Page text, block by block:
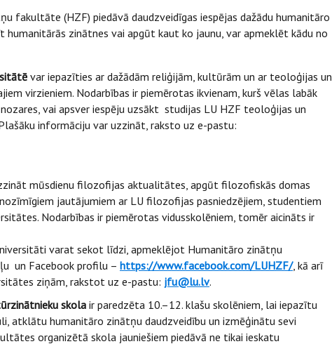
fakultāte (HZF) piedāvā daudzveidīgas iespējas dažādu humanitāro
humanitārās zinātnes vai apgūt kaut ko jaunu, var apmeklēt kādu no
var iepazīties ar dažādām reliģijām, kultūrām un ar teoloģijas un
virzieniem. Nodarbības ir piemērotas ikvienam, kurš vēlas labāk
vai apsver iespēju uzsākt studijas LU HZF teoloģijas un
informāciju var uzzināt, raksto uz e-pastu:
mūsdienu filozofijas aktualitātes, apgūt filozofiskās domas
jautājumiem ar LU filozofijas pasniedzējiem, studentiem
Nodarbības ir piemērotas vidusskolēniem, tomēr aicināts ir
varat sekot līdzi, apmeklējot Humanitāro zinātņu
un Facebook profilu – https://www.facebook.com/LUHZF/, kā arī
ziņām, rakstot uz e-pastu: jfu@lu.lv.
skola ir paredzēta 10.–12. klašu skolēniem, lai iepazītu
atklātu humanitāro zinātņu daudzveidību un izmēģinātu sevi
organizētā skola jauniešiem piedāvā ne tikai ieskatu